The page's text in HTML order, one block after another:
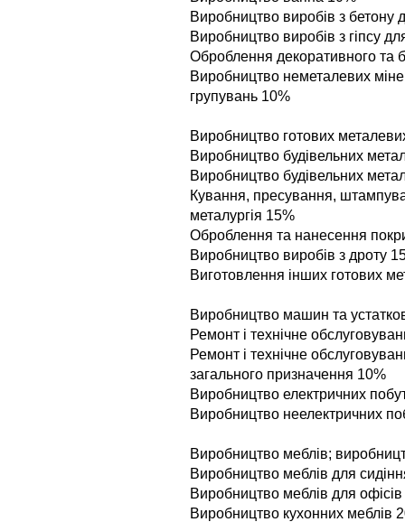
Виробництво виробiв з бетону
Виробництво виробiв з гiпсу
Оброблення декоративного та
Виробництво неметалевих
групувань 10%
Виробництво готових
Виробництво будiвельних
Виробництво будiвельних
Кування, пресування,
металургiя 15%
Оброблення та нанесення
Виробництво виробiв з дроту
Виготовлення iнших готових
Виробництво машин та
Ремонт i технiчне
Ремонт i технiчне
загального призначення 10%
Виробництво електричних
Виробництво неелектричних
Виробництво меблiв;
Виробництво меблiв для
Виробництво меблiв для офiсiв
Виробництво кухонних меблiв